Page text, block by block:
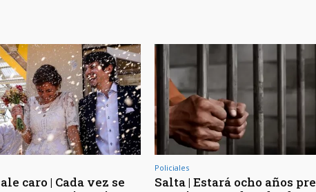
caro | Cada vez se
Policiales
Salta | Estará ocho años